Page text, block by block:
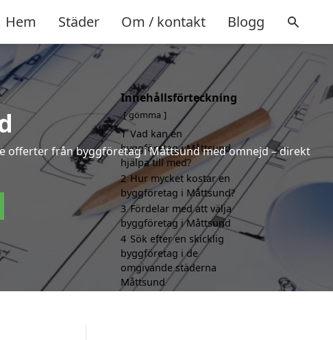
Hem Städer Om / kontakt Blogg
offerter från byggföretag i Måttsund med omnejd – direkt
Innehållsförteckning
gömma
1 Vad kan en
byggföretag i Måttsund
hjälpa till med?
2 Hur mycket kostar en
byggföretag i Måttsund?
3 Fördelar med att välja
byggföretag i Måttsund
4 Sök efter en skicklig
byggföretag i de
omgivande städerna
Måttsund